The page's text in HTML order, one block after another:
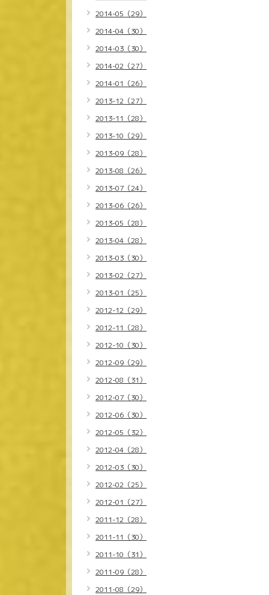
2014-05（29）
2014-04（30）
2014-03（30）
2014-02（27）
2014-01（26）
2013-12（27）
2013-11（28）
2013-10（29）
2013-09（28）
2013-08（26）
2013-07（24）
2013-06（26）
2013-05（28）
2013-04（28）
2013-03（30）
2013-02（27）
2013-01（25）
2012-12（29）
2012-11（28）
2012-10（30）
2012-09（29）
2012-08（31）
2012-07（30）
2012-06（30）
2012-05（32）
2012-04（28）
2012-03（30）
2012-02（25）
2012-01（27）
2011-12（28）
2011-11（30）
2011-10（31）
2011-09（28）
2011-08（29）